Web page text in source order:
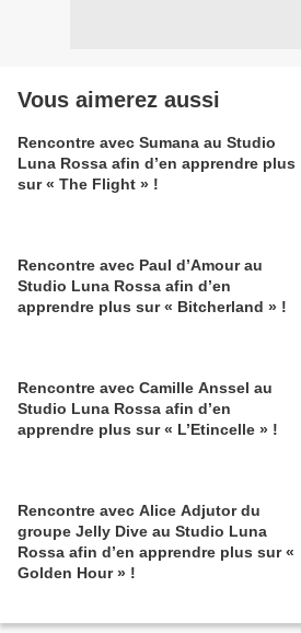
Vous aimerez aussi
Rencontre avec Sumana au Studio
Luna Rossa afin d’en apprendre plus
sur « The Flight » !
Rencontre avec Paul d’Amour au
Studio Luna Rossa afin d’en
apprendre plus sur « Bitcherland » !
Rencontre avec Camille Anssel au
Studio Luna Rossa afin d’en
apprendre plus sur « L’Etincelle » !
Rencontre avec Alice Adjutor du
groupe Jelly Dive au Studio Luna
Rossa afin d’en apprendre plus sur «
Golden Hour » !